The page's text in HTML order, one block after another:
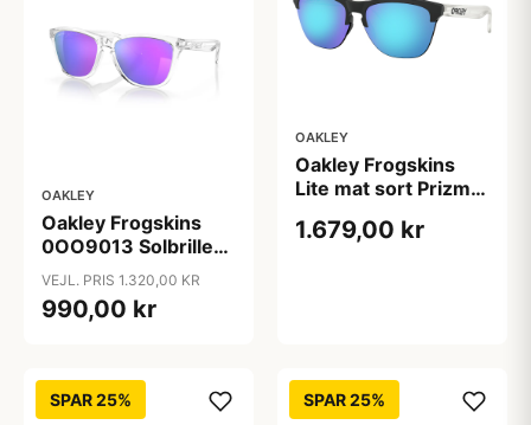
OAKLEY
Oakley Frogskins
0OO9013 Solbriller -
Transparent
Spejlede Linser
VEJL. PRIS 1.320,00 KR
990,00 kr
OAKLEY
Oakley Frogskins
Lite mat sort Prizm
1.679,00 kr
SPAR 25% SPAR 25%